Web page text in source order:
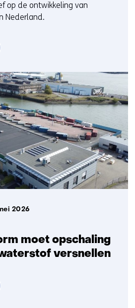
op de ontwikkeling van
Nederland.
moet opschaling
versnellen
2026